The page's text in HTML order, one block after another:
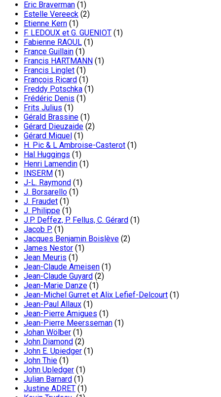
Eric Braverman (1)
Estelle Vereeck (2)
Etienne Kern (1)
F. LEDOUX et G. GUENIOT (1)
Fabienne RAOUL (1)
France Guillain (1)
Francis HARTMANN (1)
Francis Linglet (1)
François Ricard (1)
Freddy Potschka (1)
Frédéric Denis (1)
Frits Julius (1)
Gérald Brassine (1)
Gérard Dieuzaide (2)
Gérard Miquel (1)
H. Pic & L Ambroise-Casterot (1)
Hal Huggings (1)
Henri Lamendin (1)
INSERM (1)
J-L. Raymond (1)
J. Borsarello (1)
J. Fraudet (1)
J. Philippe (1)
J.P. Deffez, P. Fellus, C. Gérard (1)
Jacob P. (1)
Jacques Benjamin Boislève (2)
James Nestor (1)
Jean Meuris (1)
Jean-Claude Ameisen (1)
Jean-Claude Guyard (2)
Jean-Marie Danze (1)
Jean-Michel Gurret et Alix Lefief-Delcourt (1)
Jean-Paul Allaux (1)
Jean-Pierre Amigues (1)
Jean-Pierre Meersseman (1)
Johan Wölber (1)
John Diamond (2)
John E. Upiedger (1)
John Thie (1)
John Upledger (1)
Julian Barnard (1)
Justine ADRET (1)